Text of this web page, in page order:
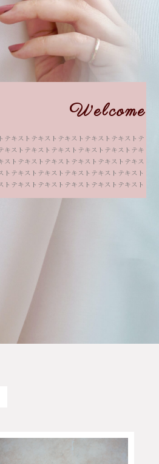
Welcome
キストテキストテキストテキストテキストテ
ストテキストテキストテキストテキストテキ
ストテキスト テキストテキストテキストテキス
トテキストテキストテキストテキストテキスト
トテキストテキストテキストテキストテキスト